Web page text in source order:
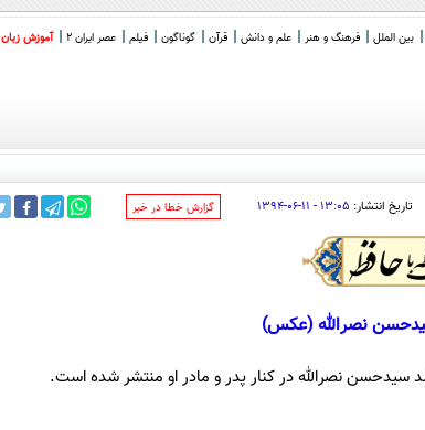
بین الملل فرهنگ و هنر علم و دانش قرآن گوناگون فیلم عصر ایران 2 آموزش زبان
تاریخ انتشار: ۱۳:۰۵ - ۱۱-۰۶-۱۳۹۴ ‌گزارش خطا در خبر
نصرالله (عکس)
سیدحسن نصرالله در کنار پدر و مادر او منتشر شده است.